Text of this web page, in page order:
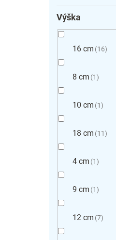
Výška
16 cm 16
8 cm 1
10 cm 1
18 cm 11
4 cm 1
9 cm 1
12 cm 7